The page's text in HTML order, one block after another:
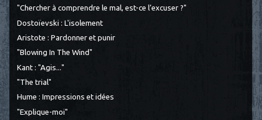
"Chercher à comprendre le mal, est-ce l’excuser ?"
Dostoïevski : L'isolement
Aristote : Pardonner et punir
"Blowing In The Wind"
Kant : "Agis..."
"The trial"
Hume : Impressions et idées
"Explique-moi"